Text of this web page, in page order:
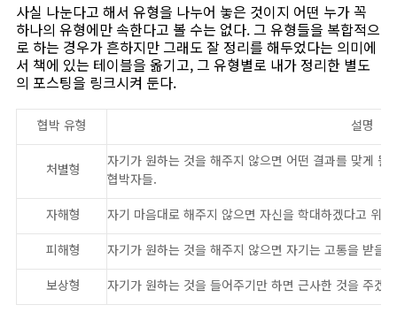
사실 나눈다고 해서 유형을 나누어 놓은 것이지 어떤 누가 꼭
하나의 유형에만 속한다고 볼 수는 없다. 그 유형들을 복합적으
로 하는 경우가 흔하지만 그래도 잘 정리를 해두었다는 의미에
서 책에 있는 테이블을 옮기고, 그 유형별로 내가 정리한 별도
의 포스팅을 링크시켜 둔다.
협박 유형 설명
처별형
자기가 원하는 것을 해주지 않으면 어떤 결과를 맞게
협박자들.
자해형
자기 마음대로 해주지 않으면 자신을 학대하겠다고 위
피해형
자기가 원하는 것을 해주지 않으면 자기는 고통을 받을
보상형
자기가 원하는 것을 들어주기만 하면 근사한 것을 주겠